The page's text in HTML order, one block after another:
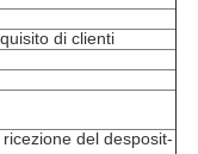
di clienti
del desposit-